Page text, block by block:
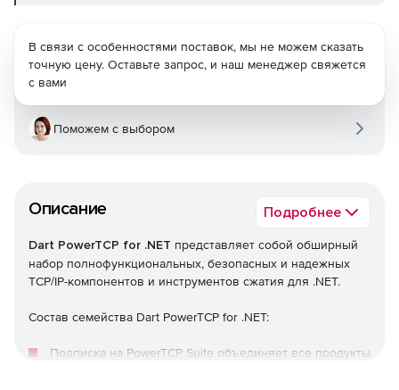
Описание Подробнее
Dart PowerTCP for .NET представляет собой обширный
набор полнофункциональных, безопасных и надежных
TCP/IP-компонентов и инструментов сжатия для .NET.
Состав семейства Dart PowerTCP for .NET:
Подписка на PowerTCP Suite объединяет все продукты
В связи с особенностями поставок, мы не можем сказать
точную цену. Оставьте запрос, и наш менеджер свяжется
с вами
Поможем с выбором